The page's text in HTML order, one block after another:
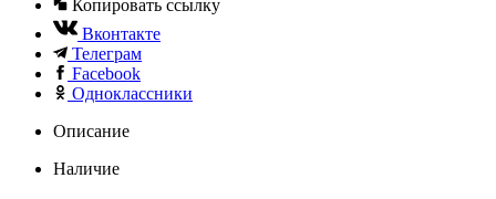
Копировать ссылку
Вконтакте
Телеграм
Facebook
Одноклассники
Описание
Наличие